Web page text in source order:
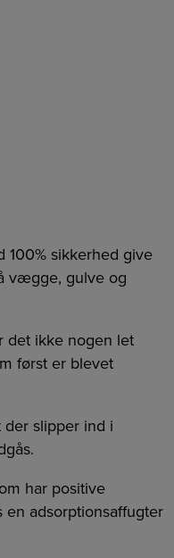
sikkerhed give
vægge, gulve og
det ikke nogen let
først er blevet
slipper ind i
har positive
adsorptionsaffugter